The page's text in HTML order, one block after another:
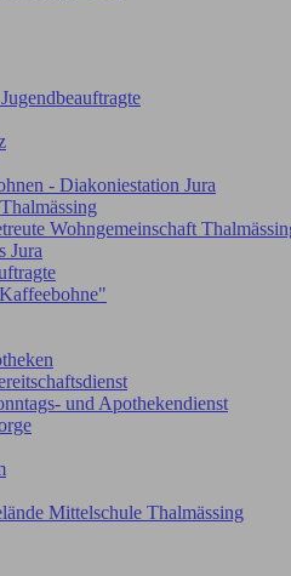
- Diakoniestation Jura
Wohngemeinschaft
Jura
und Apothekendienst
Mittelschule Thalmässing